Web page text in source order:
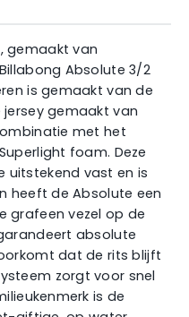
gemaakt van
Absolute 3/2
is gemaakt van de
jersey gemaakt van
met het
foam. Deze
vast en is
heeft de Absolute een
grafeen vezel op de
absolute
dat de rits blijft
zorgt voor snel
is de